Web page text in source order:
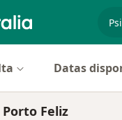
Datas
Feliz